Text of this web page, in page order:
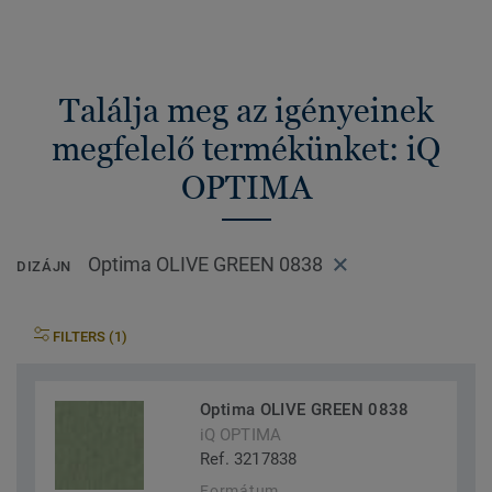
Találja meg az igényeinek
megfelelő termékünket: iQ
OPTIMA
DIZÁJN Optima OLIVE GREEN 0838
FILTERS (1)
Optima OLIVE GREEN 0838
iQ OPTIMA
Ref. 3217838